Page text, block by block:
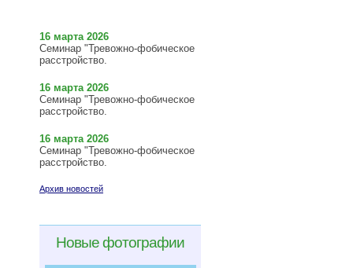
16 марта 2026
Семинар "Тревожно-фобическое
расстройство.
16 марта 2026
Семинар "Тревожно-фобическое
расстройство.
16 марта 2026
Семинар "Тревожно-фобическое
расстройство.
Архив новостей
Новые фотографии